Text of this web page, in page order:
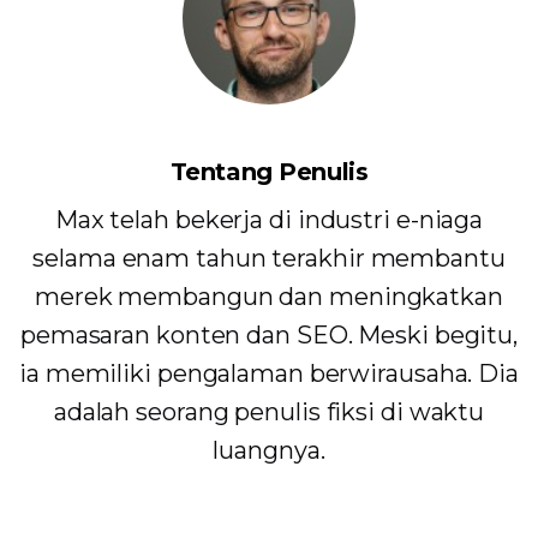
Tentang Penulis
Max telah bekerja di industri e-niaga
selama enam tahun terakhir membantu
merek membangun dan meningkatkan
pemasaran konten dan SEO. Meski begitu,
ia memiliki pengalaman berwirausaha. Dia
adalah seorang penulis fiksi di waktu
luangnya.